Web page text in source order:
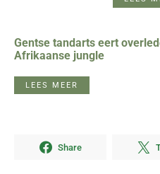
Gentse tandarts eert
Afrikaanse jungle
LEES MEER
Share